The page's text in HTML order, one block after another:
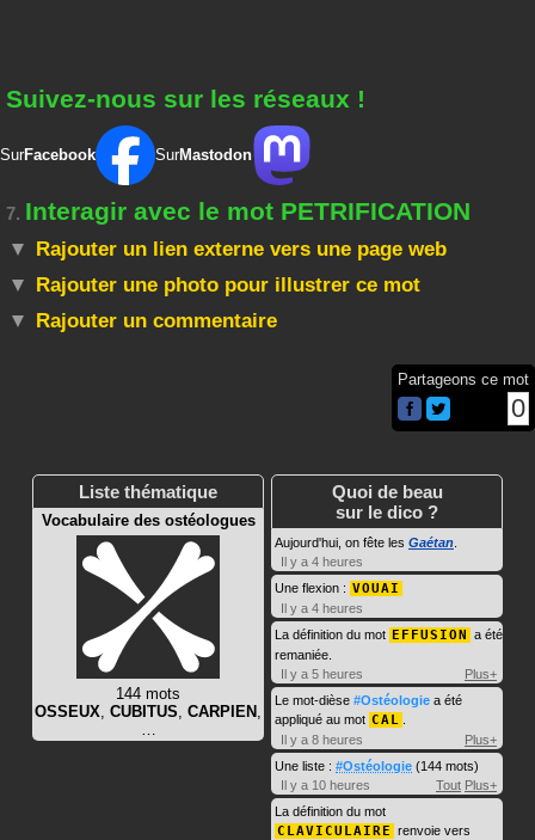
Suivez-nous sur les réseaux !
SurFacebook SurMastodon
7. Interagir avec le mot PETRIFICATION
Rajouter un lien externe vers une page web
Rajouter une photo pour illustrer ce mot
Rajouter un commentaire
Partageons ce mot
0
Liste thématique
Vocabulaire des ostéologues
144 mots
OSSEUX CUBITUS CARPIEN
Quoi de beau
sur le dico ?
Aujourd'hui, on fête les Gaétan
Il y a 4 heures
Une flexion : VOUAI
Il y a 4 heures
La définition du mot EFFUSION a été
remaniée.
Il y a 5 heures
Plus+
Le mot-dièse #Ostéologie a été
appliqué au mot CAL
Il y a 8 heures
Plus+
Une liste : #Ostéologie (144 mots)
Il y a 10 heures
Tout Plus+
La définition du mot
CLAVICULAIRE renvoie vers